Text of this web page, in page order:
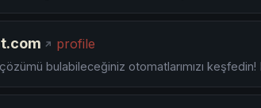
profile
bulabileceğiniz otomatlarımızı